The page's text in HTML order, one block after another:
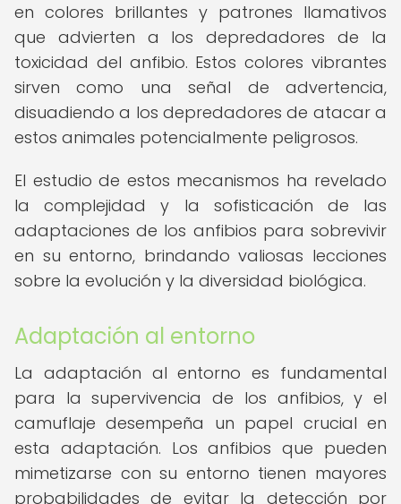
en colores brillantes y patrones llamativos
que advierten a los depredadores de la
toxicidad del anfibio. Estos colores vibrantes
sirven como una señal de advertencia,
disuadiendo a los depredadores de atacar a
estos animales potencialmente peligrosos.
El estudio de estos mecanismos ha revelado
la complejidad y la sofisticación de las
adaptaciones de los anfibios para sobrevivir
en su entorno, brindando valiosas lecciones
sobre la evolución y la diversidad biológica.
Adaptación al entorno
La adaptación al entorno es fundamental
para la supervivencia de los anfibios, y el
camuflaje desempeña un papel crucial en
esta adaptación. Los anfibios que pueden
mimetizarse con su entorno tienen mayores
probabilidades de evitar la detección por